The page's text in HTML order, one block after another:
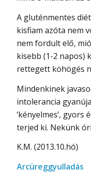
A gluténmentes
kisfiam azóta nem
nem fordult elő,
kisebb (1-2 napos)
rettegett köhögés
Mindenkinek
intolerancia
‘kényelmes’,
terjed ki. Nekünk
K.M. (2013.10.hó)
Arcüreggyulladás